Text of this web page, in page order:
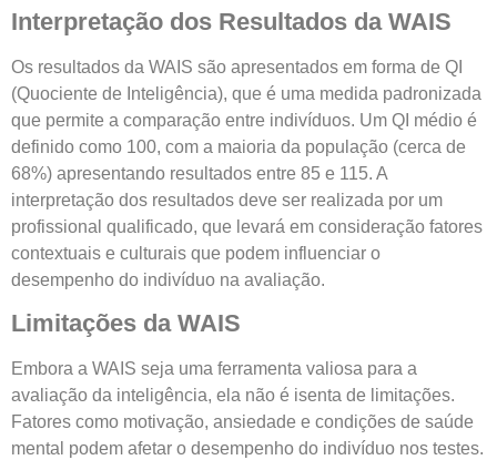
Interpretação dos Resultados da WAIS
Os resultados da WAIS são apresentados em forma de QI
(Quociente de Inteligência), que é uma medida padronizada
que permite a comparação entre indivíduos. Um QI médio é
definido como 100, com a maioria da população (cerca de
68%) apresentando resultados entre 85 e 115. A
interpretação dos resultados deve ser realizada por um
profissional qualificado, que levará em consideração fatores
contextuais e culturais que podem influenciar o
desempenho do indivíduo na avaliação.
Limitações da WAIS
Embora a WAIS seja uma ferramenta valiosa para a
avaliação da inteligência, ela não é isenta de limitações.
Fatores como motivação, ansiedade e condições de saúde
mental podem afetar o desempenho do indivíduo nos testes.